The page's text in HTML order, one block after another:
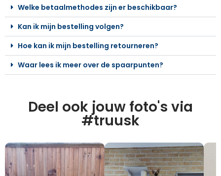
Welke betaalmethodes zijn er beschikbaar?
Kan ik mijn bestelling volgen?
Hoe kan ik mijn bestelling retourneren?
Waar lees ik meer over de spaarpunten?
Deel ook jouw foto's via
#truusk